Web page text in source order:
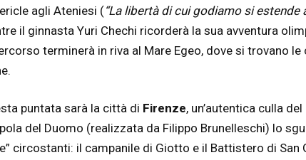
agli Ateniesi (“La libertà di cui godiamo si estende
il ginnasta Yuri Chechi ricorderà la sua avventura
terminerà in riva al Mare Egeo, dove si trovano le
puntata sarà la città di Firenze, un’autentica culla del
del Duomo (realizzata da Filippo Brunelleschi) lo
circostanti: il campanile di Giotto e il Battistero di San